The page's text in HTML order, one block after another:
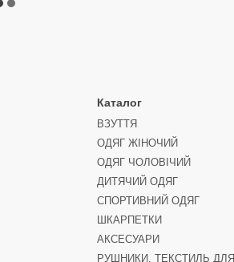
Каталог
ВЗУТТЯ
ОДЯГ ЖІНОЧИЙ
ОДЯГ ЧОЛОВІЧИЙ
ДИТЯЧИЙ ОДЯГ
СПОРТИВНИЙ ОДЯГ
ШКАРПЕТКИ
АКСЕСУАРИ
РУШНИКИ, ТЕКСТИЛЬ ДЛЯ